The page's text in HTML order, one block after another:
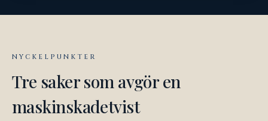
NYCKELPUNKTER
Tre saker som avgör en
maskinskadetvist